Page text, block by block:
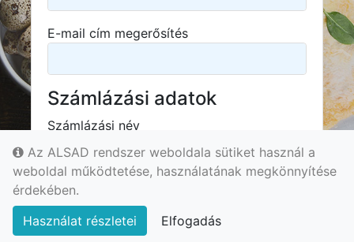
E-mail cím megerősítés
Számlázási adatok
Számlázási név
Irányítószám
Az ALSAD rendszer weboldala sütiket használ a
weboldal működtetése, használatának megkönnyítése
érdekében.
Használat részletei
Elfogadás
© 2022 - ALSAD